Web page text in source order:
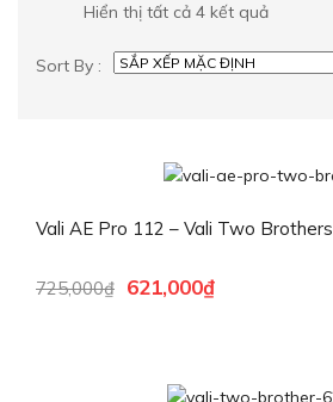
Hiển thị tất cả 4 kết quả
Sort By :
Vali AE Pro 112 – Vali Two Brothers
725,000₫ Giá
621,000₫Giá